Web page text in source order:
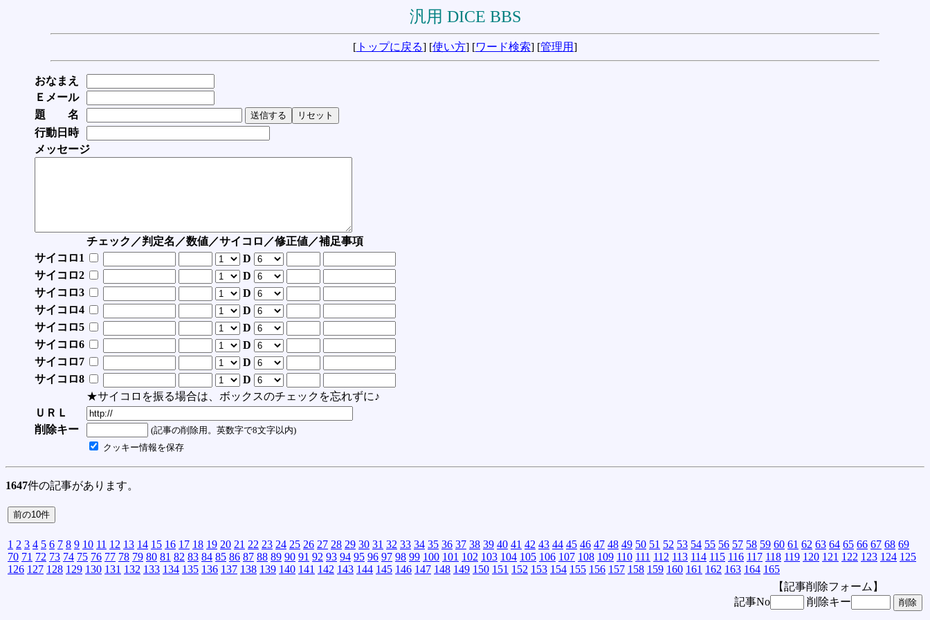
汎用 DICE BBS
[ トップに戻る] [使い方] [ワード検索] [管理用]
おなまえ
Ｅメール
題 名
行動日時
メッセージ
チェック／判定名／数値／サイコロ／修正値／補足事項
サイコロ1
D
サイコロ2
D
サイコロ3
D
サイコロ4
D
サイコロ5
D
サイコロ6
D
サイコロ7
D
サイコロ8
D
★サイコロを振る場合は、ボックスのチェックを忘れずに♪
ＵＲＬ
削除キー
(記事の削除用。英数字で8文字以内)
クッキー情報を保存
1647件の記事があります。
1 2 3 4 5 6 7 8 9 10 11 12 13 14 15 16 17 18 19 20 21 22 23 24 25 26 27 28 29 30 31 32 33 34 35 36 37 38 39 40 41 42 43 44 45 46 47 48 49 50 51 52 53 54 55 56 57 58 59 60 61 62 63 64 65 66 67 68 69
70 71 72 73 74 75 76 77 78 79 80 81 82 83 84 85 86 87 88 89 90 91 92 93 94 95 96 97 98 99 100 101 102 103 104 105 106 107 108 109 110 111 112 113 114 115 116 117 118 119 120 121 122 123 124 125
126 127 128 129 130 131 132 133 134 135 136 137 138 139 140 141 142 143 144 145 146 147 148 149 150 151 152 153 154 155 156 157 158 159 160 161 162 163 164 165
【記事削除フォーム】
記事No
削除キー